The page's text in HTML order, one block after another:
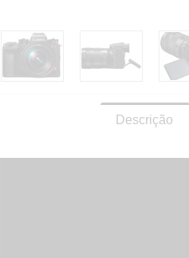
Descrição